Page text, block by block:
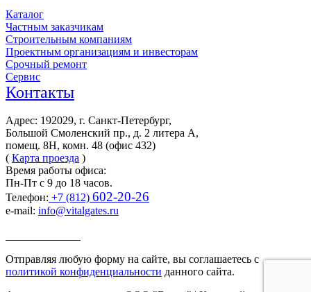
Каталог
Частным заказчикам
Строительным компаниям
Проектным организациям и инвесторам
Срочный ремонт
Сервис
Контакты
Адрес: 192029, г. Санкт-Петербург,
Большой Смоленский пр., д. 2 литера А,
помещ. 8Н, комн. 48 (офис 432)
( Карта проезда )
Время работы офиса:
Пн-Пт с 9 до 18 часов.
Телефон: +7 (812) 602-20-26
e-mail: info@vitalgates.ru
Отправляя любую форму на сайте, вы соглашаетесь с
политикой конфиденциальности данного сайта.